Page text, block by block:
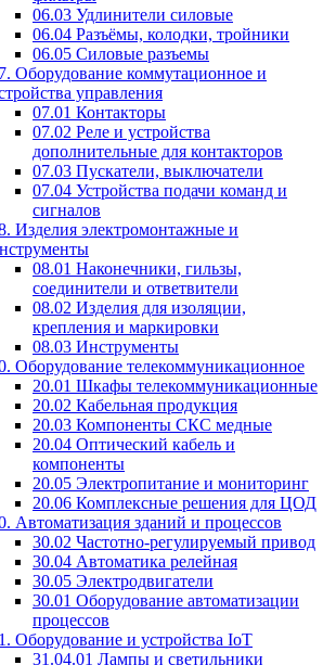
06.03 Удлинители силовые
06.04 Разъёмы, колодки, тройники
06.05 Силовые разъемы
Оборудование коммутационное и
управления
07.01 Контакторы
07.02 Реле и устройства
дополнительные для контакторов
07.03 Пускатели, выключатели
07.04 Устройства подачи команд и
сигналов
Изделия электромонтажные и
08.01 Наконечники, гильзы,
соединители и ответвители
08.02 Изделия для изоляции,
крепления и маркировки
08.03 Инструменты
Оборудование телекоммуникационное
20.01 Шкафы телекоммуникационные
20.02 Кабельная продукция
20.03 Компоненты СКС медные
20.04 Оптический кабель и
компоненты
20.05 Электропитание и мониторинг
20.06 Комплексные решения для ЦОД
Автоматизация зданий и процессов
30.02 Частотно-регулируемый привод
30.04 Автоматика релейная
30.05 Электродвигатели
30.01 Оборудование автоматизации
процессов
Оборудование и устройства IoT
31.04.01 Лампы и светильники